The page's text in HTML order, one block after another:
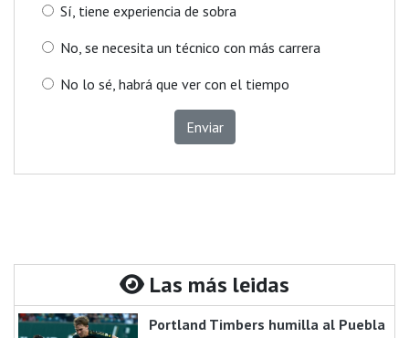
Sí, tiene experiencia de sobra
No, se necesita un técnico con más carrera
No lo sé, habrá que ver con el tiempo
Enviar
Las más leidas
Portland Timbers humilla al Puebla